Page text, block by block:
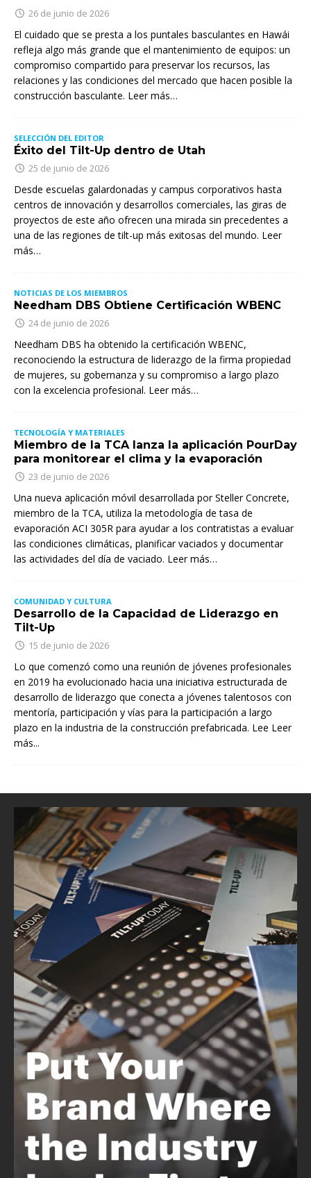
26 de junio de 2026
El cuidado que se presta a los puntales basculantes en Hawái
refleja algo más grande que el mantenimiento de equipos: un
compromiso compartido para preservar los recursos, las
relaciones y las condiciones del mercado que hacen posible la
construcción basculante. Leer más…
SELECCIÓN DEL EDITOR
Éxito del Tilt-Up dentro de Utah
25 de junio de 2026
Desde escuelas galardonadas y campus corporativos hasta
centros de innovación y desarrollos comerciales, las giras de
proyectos de este año ofrecen una mirada sin precedentes a
una de las regiones de tilt-up más exitosas del mundo. Leer
más…
NOTICIAS DE LOS MIEMBROS
Needham DBS Obtiene Certificación WBENC
24 de junio de 2026
Needham DBS ha obtenido la certificación WBENC,
reconociendo la estructura de liderazgo de la firma propiedad
de mujeres, su gobernanza y su compromiso a largo plazo
con la excelencia profesional. Leer más…
TECNOLOGÍA Y MATERIALES
Miembro de la TCA lanza la aplicación PourDay
para monitorear el clima y la evaporación
23 de junio de 2026
Una nueva aplicación móvil desarrollada por Steller Concrete,
miembro de la TCA, utiliza la metodología de tasa de
evaporación ACI 305R para ayudar a los contratistas a evaluar
las condiciones climáticas, planificar vaciados y documentar
las actividades del día de vaciado. Leer más…
COMUNIDAD Y CULTURA
Desarrollo de la Capacidad de Liderazgo en
Tilt-Up
15 de junio de 2026
Lo que comenzó como una reunión de jóvenes profesionales
en 2019 ha evolucionado hacia una iniciativa estructurada de
desarrollo de liderazgo que conecta a jóvenes talentosos con
mentoría, participación y vías para la participación a largo
plazo en la industria de la construcción prefabricada. Lee Leer
más...